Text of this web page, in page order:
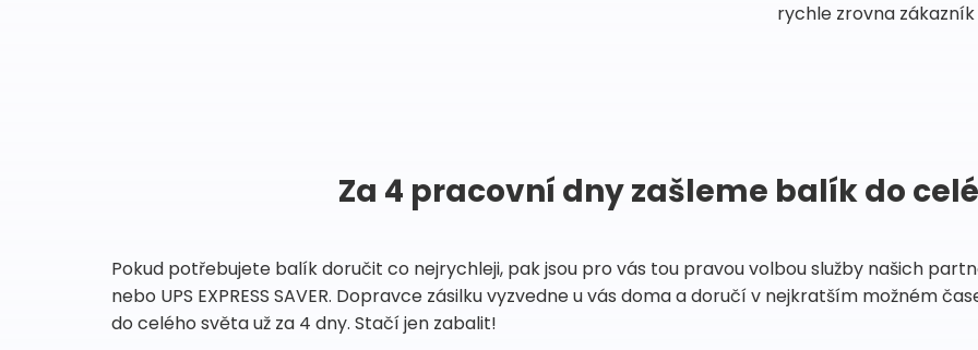
rychle zrovna
Za 4 pracovní dny zašleme balík do
Pokud potřebujete balík doručit co nejrychleji, pak jsou pro vás tou pravou volbou služby našich
nebo UPS EXPRESS SAVER. Dopravce zásilku vyzvedne u vás doma a doručí v nejkratším možném
do celého světa už za 4 dny. Stačí jen zabalit!